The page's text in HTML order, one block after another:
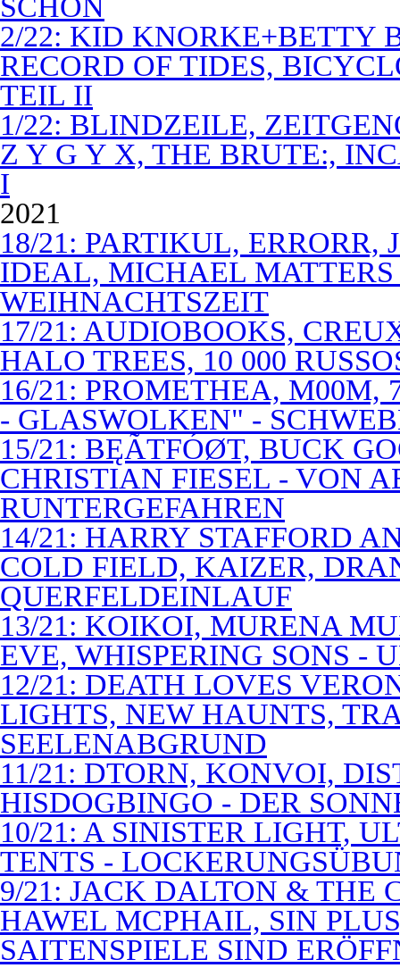
SCHÖN
2/22: KID KNORKE+BETTY
RECORD OF TIDES,
TEIL II
1/22: BLINDZEILE,
Z Y G Y X, THE BRUTE:,
I
2021
18/21: PARTIKUL,
IDEAL, MICHAEL
WEIHNACHTSZEIT
17/21: AUDIOBOOKS,
HALO TREES, 10 000
16/21: PROMETHEA, M00M,
- GLASWOLKEN" -
15/21: BĘÃTFÓØT, BUCK
CHRISTIAN FIESEL - VON
RUNTERGEFAHREN
14/21: HARRY STAFFORD
COLD FIELD, KAIZER,
QUERFELDEINLAUF
13/21: KOIKOI, MURENA
EVE, WHISPERING SONS -
12/21: DEATH LOVES
LIGHTS, NEW HAUNTS,
SEELENABGRUND
11/21: DTORN, KONVOI,
HISDOGBINGO - DER
10/21: A SINISTER LIGHT,
TENTS -
9/21: JACK DALTON & THE
HAWEL MCPHAIL, SIN
SAITENSPIELE SIND